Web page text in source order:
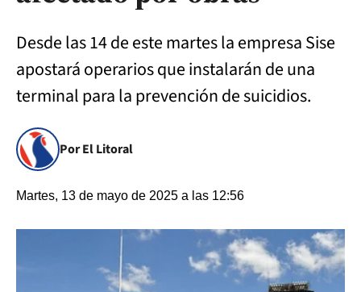
Desde las 14 de este martes la empresa Sise
apostará operarios que instalarán de una
terminal para la prevención de suicidios.
Por El Litoral
Martes, 13 de mayo de 2025 a las 12:56